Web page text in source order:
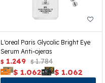
L'oreal Paris Glycolic Bright Eye
Serum Anti-ojeras
$ 1.249 $ 1.784
$ 1.062 $ 1.062